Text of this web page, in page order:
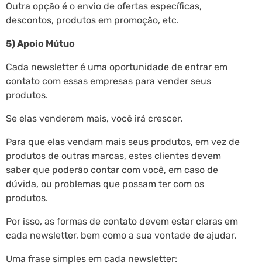
Outra opção é o envio de ofertas específicas,
descontos, produtos em promoção, etc.
5) Apoio Mútuo
Cada newsletter é uma oportunidade de entrar em
contato com essas empresas para vender seus
produtos.
Se elas venderem mais, você irá crescer.
Para que elas vendam mais seus produtos, em vez de
produtos de outras marcas, estes clientes devem
saber que poderão contar com você, em caso de
dúvida, ou problemas que possam ter com os
produtos.
Por isso, as formas de contato devem estar claras em
cada newsletter, bem como a sua vontade de ajudar.
Uma frase simples em cada newsletter: